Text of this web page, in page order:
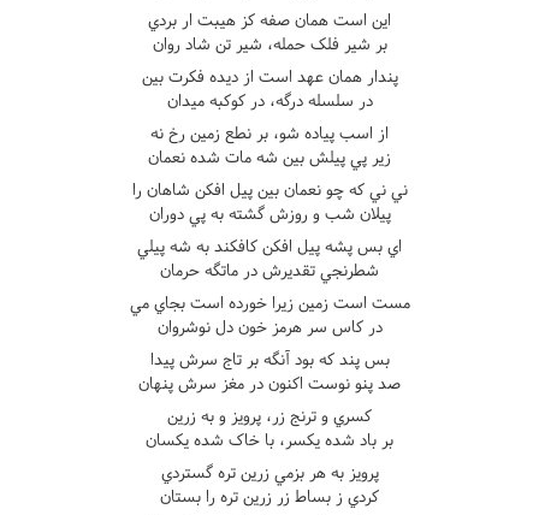
اين است همان صفه کز هيبت ار بردي
بر شير فلک حمله، شير تن شاد روان
پندار همان عهد است از ديده فکرت بين
در سلسله درگه، در کوکبه ميدان
از اسب پياده شو، بر نطع زمين رخ نه
زير پي پيلش بين شه مات شده نعمان
ني ني که چو نعمان بين پيل افکن شاهان را
پيلان شب و روزش گشته به پي دوران
اي بس پشه پيل افکن کافکند به شه پيلي
شطرنجي تقديرش در ماتگه حرمان
مست است زمين زيرا خورده است بجاي مي
در کاس سر هرمز خون دل نوشروان
بس پند که بود آنگه بر تاج سرش پيدا
صد پنو نوست اکنون در مغز سرش پنهان
کسري و ترنج زر، پرويز و به زرين
بر باد شده يکسر، با خاک شده يکسان
پرويز به هر بزمي زرين تره گستردي
کردي ز بساط زر زرين تره را بستان